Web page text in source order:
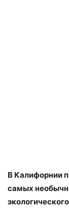
В Калифорнии
самых